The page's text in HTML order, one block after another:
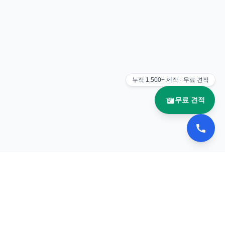
누적 1,500+ 제작 · 무료 견적
무료 견적